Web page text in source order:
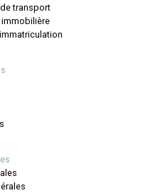
transport
immobilière